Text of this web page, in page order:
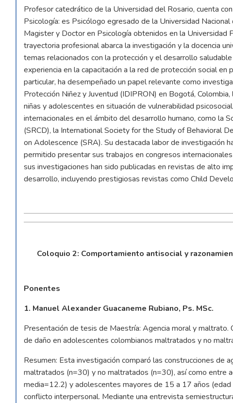
Profesor catedrático de la Universidad del Rosario, cuenta
Psicología: es Psicólogo egresado de la Universidad
Magister y Doctor en Psicología obtenidos en la Universidad
trayectoria profesional abarca la investigación y la docencia
temas relacionados con la protección y el desarrollo
experiencia en la capacitación a la red de protección social en
particular, ha desempeñado un papel relevante como
Protección Niñez y Juventud (IDIPRON) en Bogotá,
niñas y adolescentes en situación de vulnerabilidad
internacionales en el ámbito del desarrollo humano, como la
(SRCD), la International Society for the Study of Behavioral
on Adolescence (SRA). Su destacada labor de investigación
permitido presentar sus trabajos en congresos
sus investigaciones han sido publicadas en revistas de alto
desarrollo, incluyendo prestigiosas revistas como Child
Coloquio 2: Comportamiento antisocial y
Ponentes
1. Manuel Alexander Guacaneme Rubiano, Ps. MSc.
Presentación de tesis de Maestría: Agencia moral y maltrato.
de daño en adolescentes colombianos maltratados y no
Resumen: Esta investigación comparó las construcciones de
maltratados (n=30) y no maltratados (n=30), así como entre
media=12.2) y adolescentes mayores de 15 a 17 años
conflicto interpersonal. Mediante una entrevista